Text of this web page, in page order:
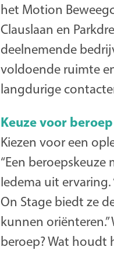
het Motion
Clauslaan en
deelnemende
voldoende ruimte
langdurige
Keuze voor beroep
Kiezen voor een
“Een
Iedema uit
On Stage biedt ze
kunnen
beroep? Wat houdt